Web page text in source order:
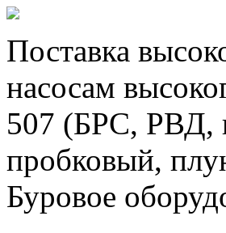
Поставка
насосам
507 (БРС, РВД,
пробковый,
Буровое